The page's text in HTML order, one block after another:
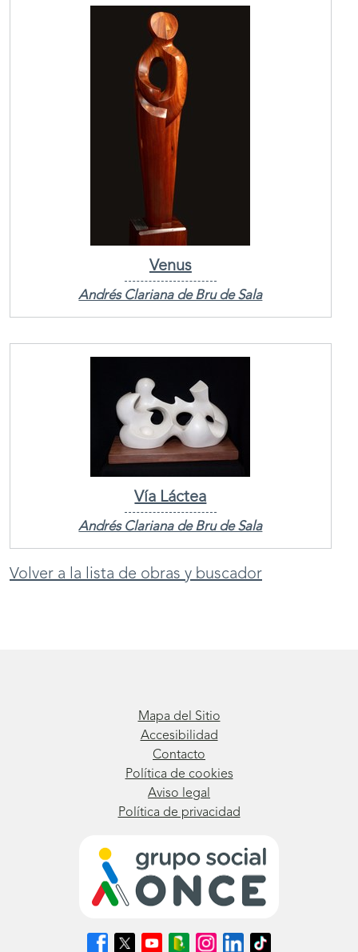
Venus
Andrés Clariana de Bru de Sala
Vía Láctea
Andrés Clariana de Bru de Sala
Volver a la lista de obras y buscador
Mapa del Sitio
Accesibilidad
Contacto
Política de cookies
Aviso legal
Política de privacidad
SíguenosSíguenosSíguenosSíguenosSíguenosSíguenosSíguenos